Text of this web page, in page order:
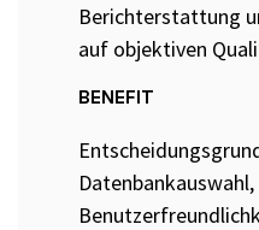
Seminarthemen
Berichterstattung
auf objektiven
BENEFIT